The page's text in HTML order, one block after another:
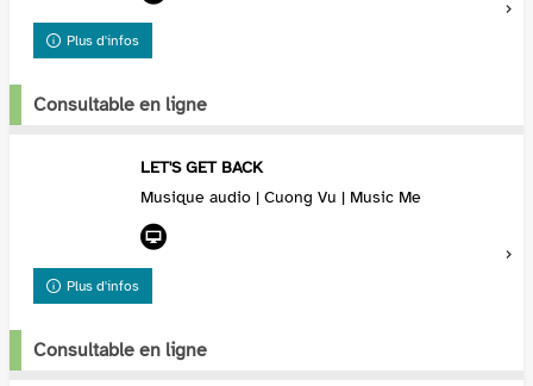
Plus d'infos
Consultable en ligne
LET'S GET BACK
Musique audio | Cuong Vu | Music Me
Plus d'infos
Consultable en ligne